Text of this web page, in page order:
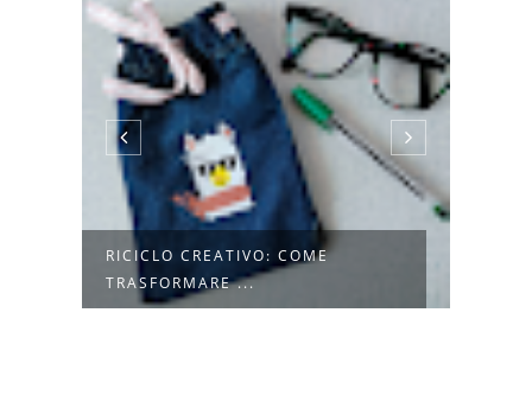
RICICLO CREATIVO: COME
TRASFORMARE ...